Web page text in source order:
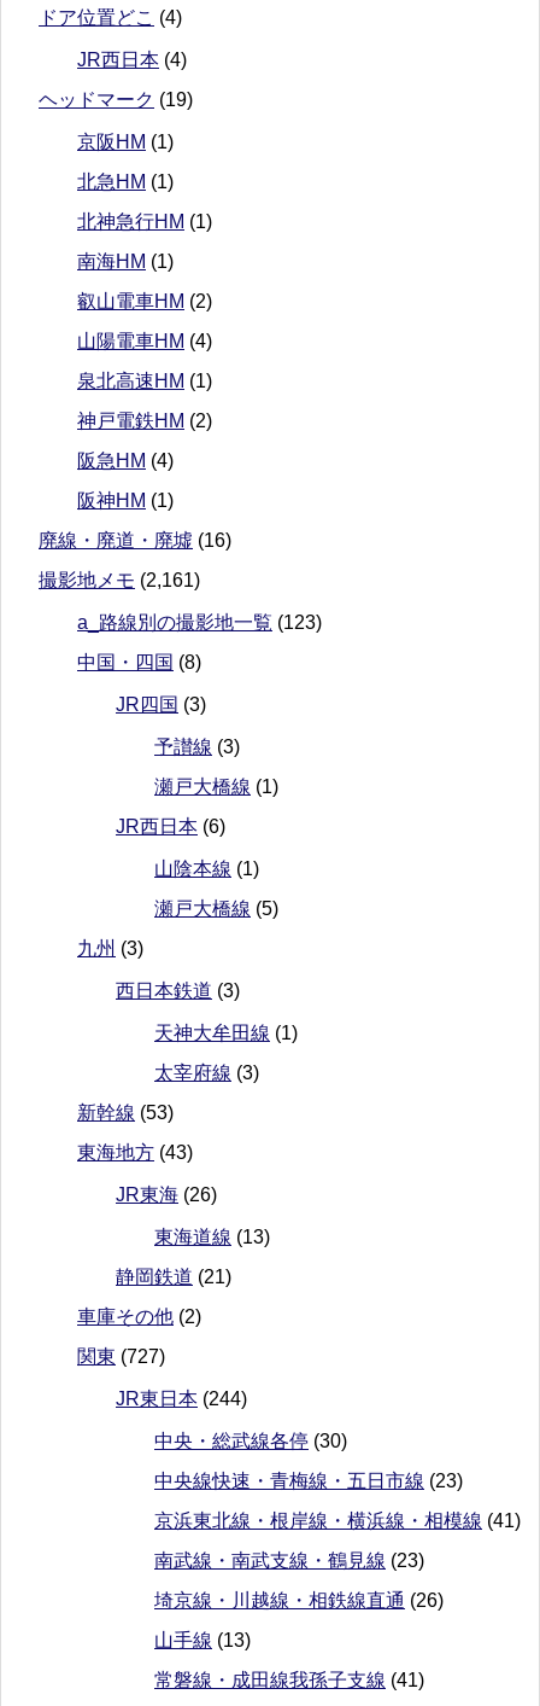
ドア位置どこ (4)
JR西日本 (4)
ヘッドマーク (19)
京阪HM (1)
北急HM (1)
北神急行HM (1)
南海HM (1)
叡山電車HM (2)
山陽電車HM (4)
泉北高速HM (1)
神戸電鉄HM (2)
阪急HM (4)
阪神HM (1)
廃線・廃道・廃墟 (16)
撮影地メモ (2,161)
a_路線別の撮影地一覧 (123)
中国・四国 (8)
JR四国 (3)
予讃線 (3)
瀬戸大橋線 (1)
JR西日本 (6)
山陰本線 (1)
瀬戸大橋線 (5)
九州 (3)
西日本鉄道 (3)
天神大牟田線 (1)
太宰府線 (3)
新幹線 (53)
東海地方 (43)
JR東海 (26)
東海道線 (13)
静岡鉄道 (21)
車庫その他 (2)
関東 (727)
JR東日本 (244)
中央・総武線各停 (30)
中央線快速・青梅線・五日市線 (23)
京浜東北線・根岸線・横浜線・相模線 (41)
南武線・南武支線・鶴見線 (23)
埼京線・川越線・相鉄線直通 (26)
山手線 (13)
常磐線・成田線我孫子支線 (41)